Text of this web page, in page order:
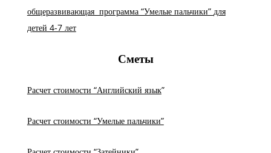
общеразвивающая программа “Умелые пальчики” для
детей 4-7 лет
Сметы
Расчет стоимости “Английский язык”
Расчет стоимости “Умелые пальчики”